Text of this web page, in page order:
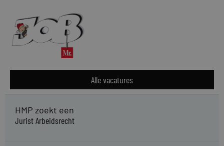
Alle vacatures
HMP zoekt een
Jurist Arbeidsrecht